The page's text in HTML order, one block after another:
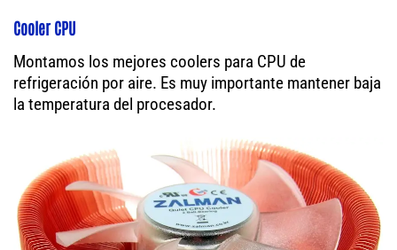
Cooler CPU
Montamos los mejores coolers para CPU de
refrigeración por aire. Es muy importante mantener baja
la temperatura del procesador.